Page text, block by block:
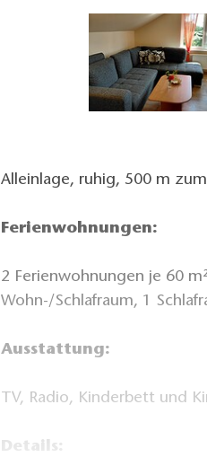
Alleinlage, ruhig, 500 m
Ferienwohnungen:
2 Ferienwohnungen je 60
Wohn-/Schlafraum, 1
Ausstattung:
TV, Radio, Kinderbett und
Details: